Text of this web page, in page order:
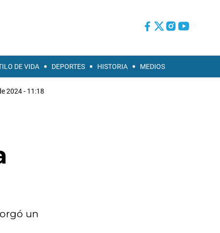
DE VIDA DEPORTES HISTORIA MEDIOS
2024 - 11:18
un